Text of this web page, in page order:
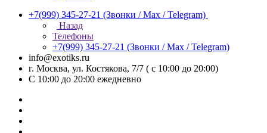
+7(999) 345-27-21 (Звонки / Max / Telegram)
Назад
Телефоны
+7(999) 345-27-21 (Звонки / Max / Telegram)
info@exotiks.ru
г. Москва, ул. Костякова, 7/7 ( с 10:00 до 20:00)
С 10:00 до 20:00 ежедневно